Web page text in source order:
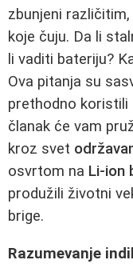
zbunjeni
koje čuju. Da li
li vaditi bateriju?
Ova pitanja su
prethodno koristili
članak će vam
kroz svet
osvrtom na Li-ion
produžili životni
brige.
Razumevanje